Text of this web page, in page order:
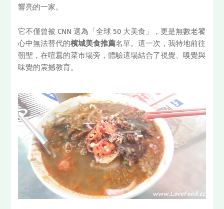
響亮的一家。
它不僅曾被 CNN 選為「全球 50 大美食」，更是無數老饕
心中無法替代的檳城美食推薦名單。這一次，我特地前往
朝聖，在喧囂的菜市場旁，體驗這場結合了視覺、嗅覺與
味覺的震撼教育。